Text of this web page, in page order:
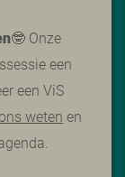
🤓 Onze
een
een ViS
weten en